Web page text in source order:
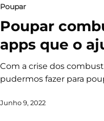
Poupar
Poupar
apps que o
Com a crise dos
pudermos fazer para
Junho 9, 2022